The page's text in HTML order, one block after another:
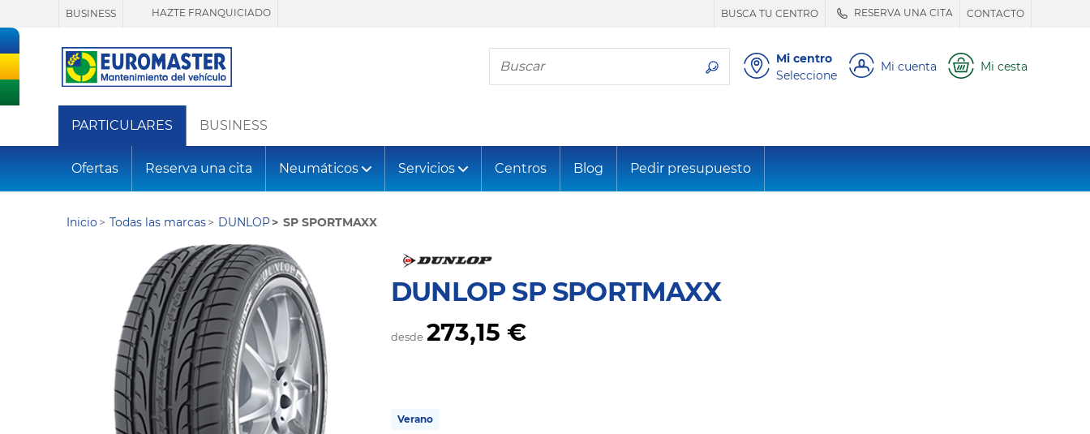
BUSINESS HAZTE FRANQUICIADO BUSCA TU CENTRO RESERVA UNA CITA CONTACTO
Busca tu neumático
Mi centro
Seleccione
Mi cuenta Mi cesta
PARTICULARES BUSINESS
Ofertas Reserva una cita Neumáticos Servicios Centros Blog Pedir presupuesto
Inicio Todas las marcas DUNLOP SP SPORTMAXX
DUNLOP SP SPORTMAXX
desde 273,15 €
Verano